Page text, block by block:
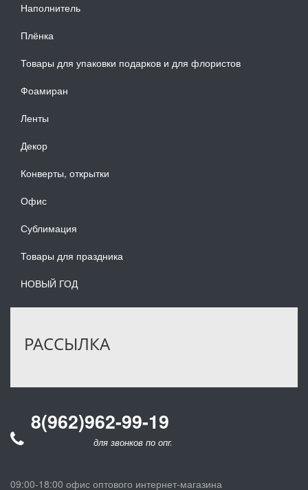
Наполнитель
Плёнка
Товары для упаковки подарков и для флористов
Фоамиран
Ленты
Декор
Конверты, открытки
Офис
Сублимация
Товары для праздника
НОВЫЙ ГОД
РАССЫЛКА
8(962)962-99-19
для звонков по оптовым заказам
09:00-18:00 офис оптового интернет-магазина